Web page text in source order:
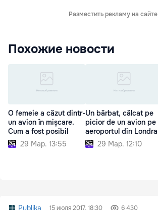
Разместить рекламу на сайте
Похожие новости
O femeie a căzut dintr-
un avion în mișcare.
Cum a fost posibil
29 Мар. 13:55
Un bărbat, călcat pe
picior de un avion pe
aeroportul din Londra
29 Мар. 12:10
Publika 15 июля 2017, 18:30 6 430